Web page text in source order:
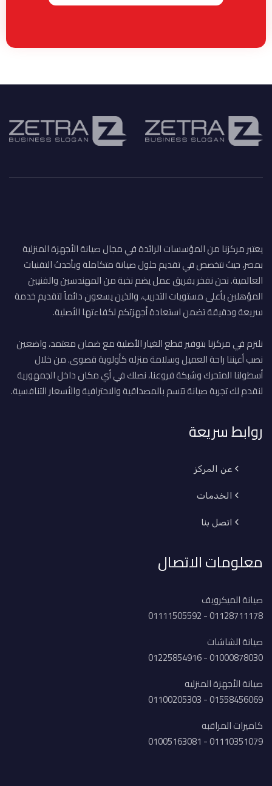
يعتبر مركزنا من المؤسسات الرائدة في مجال صيانة الأجهزة المنزلية
بمصر، حيث نتخصص في تقديم حلول صيانة متكاملة وبأحدث التقنيات
العالمية. نحن نفخر بفريق عمل يضم نخبة من المهندسين والفنيين
المؤهلين بأعلى مستويات التدريب، والذين يسعون دائماً لتقديم خدمة
سريعة ودقيقة تضمن استعادة أجهزتكم لكفاءتها الأصلية.
نلتزم في مركزنا بتوفير قطع الغيار الأصلية مع ضمان معتمد، واضعين
نصب أعيننا راحة العميل وسلامة منزله كأولوية قصوى. من خلال
أسطولنا المتحرك وشبكة فروعنا، نصلك في أي مكان داخل الجمهورية
لنقدم لك تجربة صيانة تتسم بالمصداقية والاحترافية والأسعار التنافسية.
روابط سريعة
عن المركز
الخدمات
اتصل بنا
معلومات الاتصال
صيانة الميكرويف
01128711178 - 01111505592
صيانة الشاشات
01000878030 - 01225854916
صيانة الأجهزة المنزليه
01558456069 - 01100205303
كاميرات المراقبه
01110351079 - 01005163081